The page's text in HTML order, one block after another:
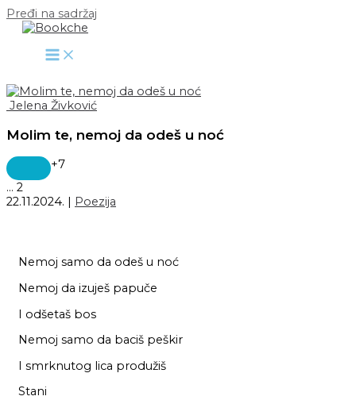
Pređi na sadržaj
Jelena Živković
Molim te, nemoj da odeš u noć
+7
... 2
22.11.2024. | Poezija
Nemoj samo da odeš u noć
Nemoj da izuješ papuče
I odšetaš bos
Nemoj samo da baciš peškir
I smrknutog lica produžiš
Stani